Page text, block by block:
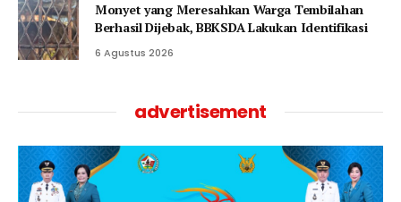
Monyet yang Meresahkan Warga Tembilahan
Berhasil Dijebak, BBKSDA Lakukan Identifikasi
6 Agustus 2026
advertisement